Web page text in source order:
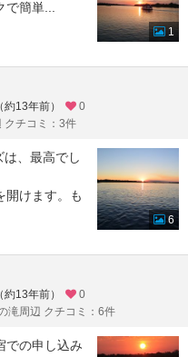
で簡単
1
13年前）
0
クチコミ：3件
、最高でし
開けます。も
6
13年前）
0
滝周辺 クチコミ：6件
での申し込み